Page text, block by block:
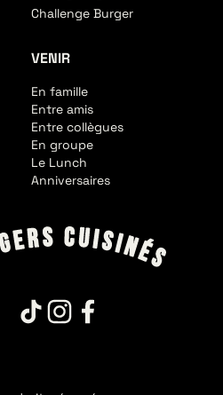
Challenge Burger
VENIR
En famille
Entre amis
Entre collègues
En groupe
Le Lunch
Anniversaires